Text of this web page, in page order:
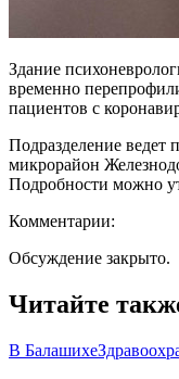
Здание
временно
пациентов с
Подразделение ведет
микрорайон
Подробности можно
Комментарии:
Обсуждение закрыто.
Читайте
В Балашихе